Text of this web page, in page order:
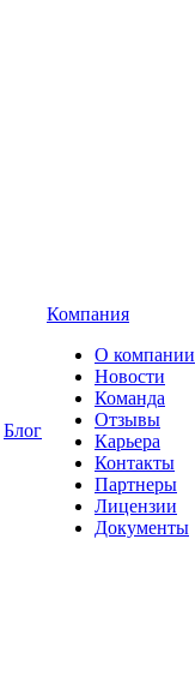
Блог
Компания
О компании
Новости
Команда
Отзывы
Карьера
Контакты
Партнеры
Лицензии
Документы